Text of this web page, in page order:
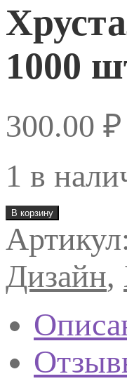
1000
300.00 ₽
1 в
Количество
товара
Хрустальная
крошка
AB
(голография)
(1019)
В корзину
Артикул:
Дизайн,